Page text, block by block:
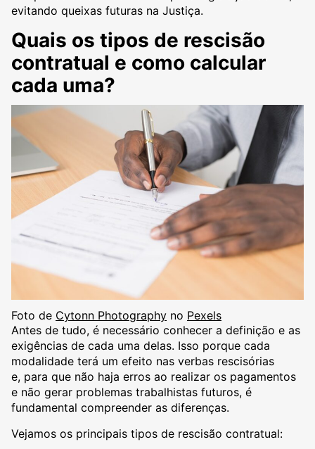
evitando queixas futuras na Justiça.
Quais os tipos de rescisão
contratual e como calcular
cada uma?
Foto de Cytonn Photography no Pexels
Antes de tudo, é necessário conhecer a definição e as
exigências de cada uma delas. Isso porque cada
modalidade terá um efeito nas verbas rescisórias
e, para que não haja erros ao realizar os pagamentos
e não gerar problemas trabalhistas futuros, é
fundamental compreender as diferenças.
Vejamos os principais tipos de rescisão contratual: